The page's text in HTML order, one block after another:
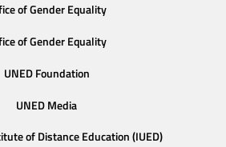
of Gender Equality
of Gender Equality
UNED Foundation
UNED Media
of Distance Education (IUED)